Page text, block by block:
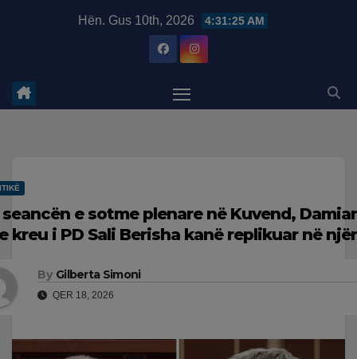
Hën. Gus 10th, 2026 4:31:25 AM
seancën e sotme plenare në Kuvend,
kreu i PD Sali Berisha kanë replikuar në
By Gilberta Simoni
QER 18, 2026